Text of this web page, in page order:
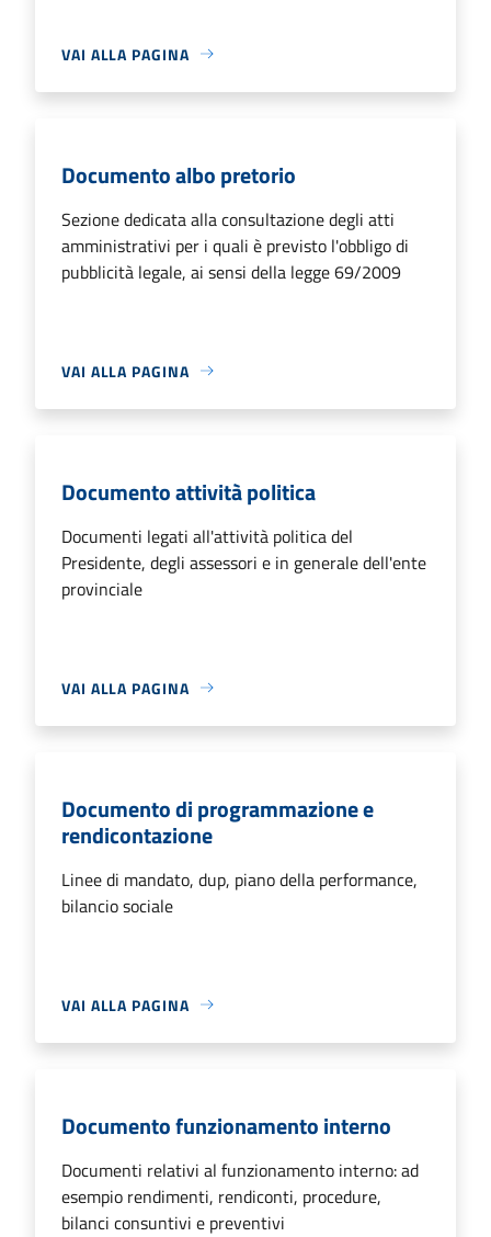
VAI ALLA PAGINA
Documento albo pretorio
Sezione dedicata alla consultazione degli atti
amministrativi per i quali è previsto l'obbligo di
pubblicità legale, ai sensi della legge 69/2009
VAI ALLA PAGINA
Documento attività politica
Documenti legati all'attività politica del
Presidente, degli assessori e in generale dell'ente
provinciale
VAI ALLA PAGINA
Documento di programmazione e
rendicontazione
Linee di mandato, dup, piano della performance,
bilancio sociale
VAI ALLA PAGINA
Documento funzionamento interno
Documenti relativi al funzionamento interno: ad
esempio rendimenti, rendiconti, procedure,
bilanci consuntivi e preventivi